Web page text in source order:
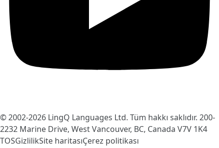
© 2002-2026 LingQ Languages Ltd. Tüm hakkı saklıdır. 200-
2232 Marine Drive, West Vancouver, BC, Canada V7V 1K4
TOSGizlilikSite haritasıÇerez politikası